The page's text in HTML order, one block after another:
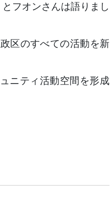
フオンさんは語りまし
区のすべての活動を新
ニティ活動空間を形成